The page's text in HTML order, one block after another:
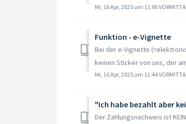
Mi, 16 Apr, 2025 um 11:06
Funktion - e-Vignette
Bei der e-Vignette
keinen Sticker von uns, der
Mi, 16 Apr, 2025 um 11:44
"Ich habe bezahlt aber
Der Zahlungsnachweis ist